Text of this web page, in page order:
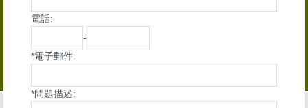
電話:
-
*電子郵件:
*問題描述: